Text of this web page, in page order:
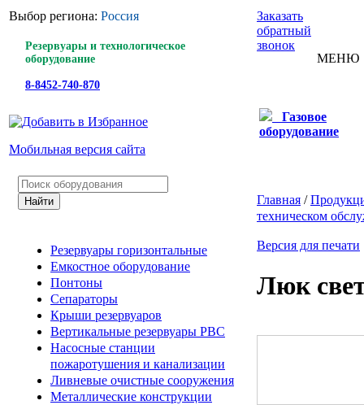
Выбор региона: Россия
Резервуары и технологическое
оборудование
8-8452-740-870
Мобильная версия сайта
Заказать
обратный
звонок
МЕНЮ
Газовое
оборудование
Резервуары горизонтальные
Емкостное оборудование
Понтоны
Сепараторы
Крыши резервуаров
Вертикальные резервуары РВС
Насосные станции
пожаротушения и канализации
Ливневые очистные сооружения
Металлические конструкции
Главная /
техническом
Версия для печати
Люк